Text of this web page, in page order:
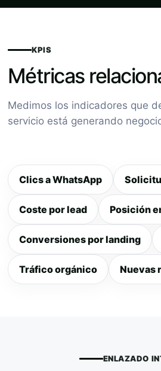
KPIS
Métricas
Medimos los indicadores que
servicio está generando
Clics a WhatsApp
Coste por lead Posición
Conversiones por landing
Tráfico orgánico Nuevas
ENLAZADO